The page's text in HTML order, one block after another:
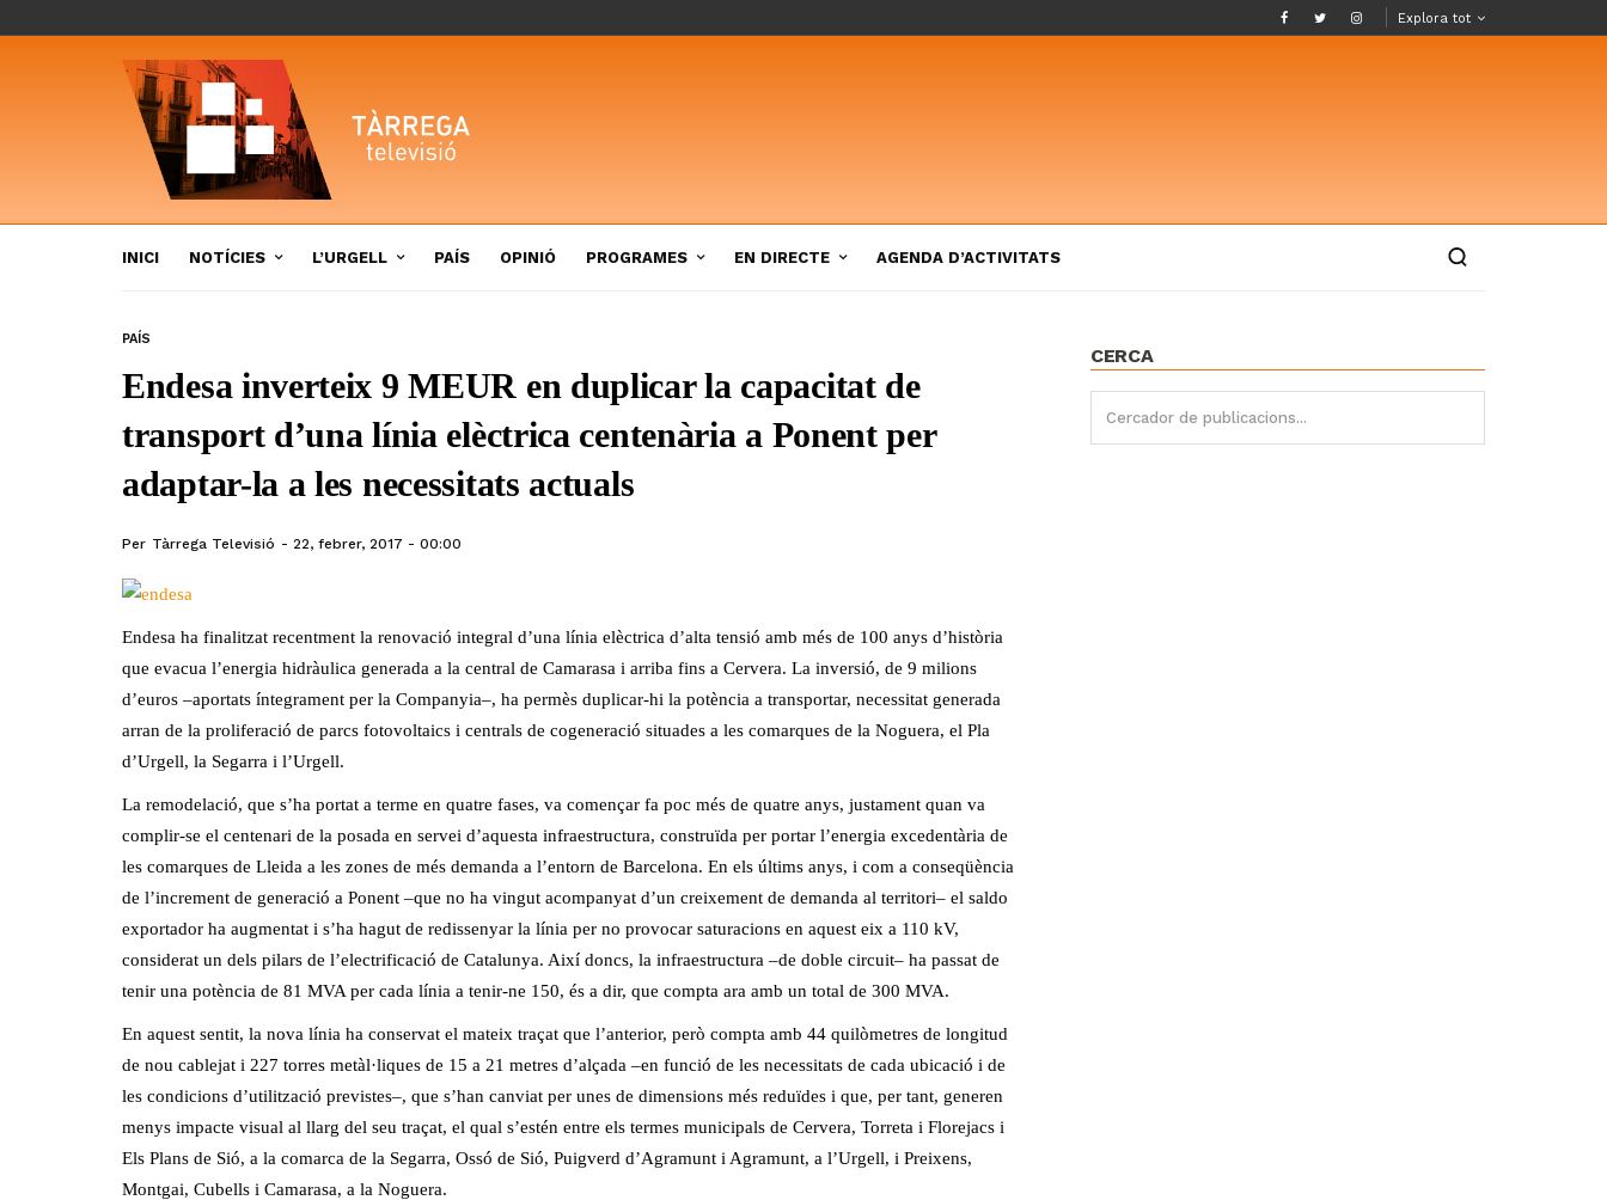
Explora tot
INICI NOTÍCIES L’URGELL PAÍS OPINIÓ PROGRAMES EN DIRECTE AGENDA D’ACTIVITATS
PAÍS
Endesa inverteix 9 MEUR en duplicar la capacitat de
transport d’una línia elèctrica centenària a Ponent per
adaptar-la a les necessitats actuals
Per Tàrrega Televisió 22, febrer, 2017 - 00:00
Endesa ha finalitzat recentment la renovació integral d’una línia elèctrica d’alta tensió amb més de 100 anys d’història
que evacua l’energia hidràulica generada a la central de Camarasa i arriba fins a Cervera. La inversió, de 9 milions
d’euros –aportats íntegrament per la Companyia–, ha permès duplicar-hi la potència a transportar, necessitat generada
arran de la proliferació de parcs fotovoltaics i centrals de cogeneració situades a les comarques de la Noguera, el Pla
d’Urgell, la Segarra i l’Urgell.
La remodelació, que s’ha portat a terme en quatre fases, va començar fa poc més de quatre anys, justament quan va
complir-se el centenari de la posada en servei d’aquesta infraestructura, construïda per portar l’energia excedentària de
les comarques de Lleida a les zones de més demanda a l’entorn de Barcelona. En els últims anys, i com a conseqüència
de l’increment de generació a Ponent –que no ha vingut acompanyat d’un creixement de demanda al territori– el saldo
exportador ha augmentat i s’ha hagut de redissenyar la línia per no provocar saturacions en aquest eix a 110 kV,
considerat un dels pilars de l’electrificació de Catalunya. Així doncs, la infraestructura –de doble circuit– ha passat de
tenir una potència de 81 MVA per cada línia a tenir-ne 150, és a dir, que compta ara amb un total de 300 MVA.
En aquest sentit, la nova línia ha conservat el mateix traçat que l’anterior, però compta amb 44 quilòmetres de longitud
de nou cablejat i 227 torres metàl·liques de 15 a 21 metres d’alçada –en funció de les necessitats de cada ubicació i de
les condicions d’utilització previstes–, que s’han canviat per unes de dimensions més reduïdes i que, per tant, generen
menys impacte visual al llarg del seu traçat, el qual s’estén entre els termes municipals de Cervera, Torreta i Florejacs i
Els Plans de Sió, a la comarca de la Segarra, Ossó de Sió, Puigverd d’Agramunt i Agramunt, a l’Urgell, i Preixens,
Montgai, Cubells i Camarasa, a la Noguera.
CERCA